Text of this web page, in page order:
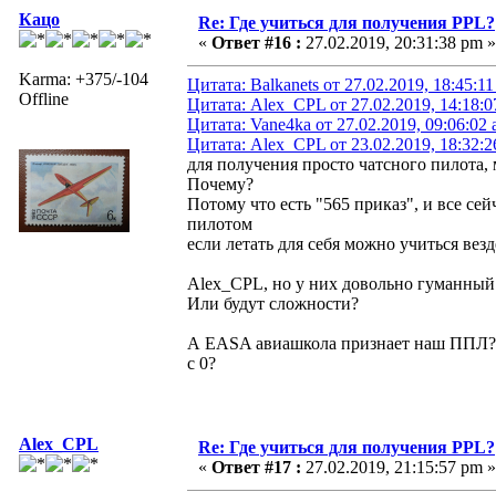
Кацо
Karma: +375/-104
Offline
Re: Где учиться для получения PPL?
« Ответ #16 : 27.02.2019, 20:31:38 pm »
Цитата: Balkanets от 27.02.2019,
Цитата: Alex_CPL от 27.02.2019,
Цитата: Vane4ka от 27.02.2019, 09:06:02
Цитата: Alex_CPL от 23.02.2019,
для получения просто чатсного
Почему?
Потому что есть "565 приказ", и все
пилотом
если летать для себя можно учиться
Alex_CPL, но у них довольно
Или будут сложности?
А EASA авиашкола признает наш
с 0?
Alex_CPL
Re: Где учиться для получения PPL?
« Ответ #17 : 27.02.2019, 21:15:57 pm »